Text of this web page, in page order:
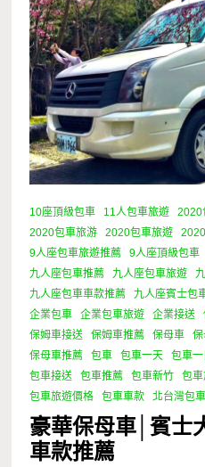
10座頂級包車 11人包車旅遊 2020
2020包車旅游
2020包車旅遊
9人座包車旅遊推薦
9人座頂級包車
九人座包車推薦
九人座包車旅遊
九人座包車車款推薦
九人座賓士包
企業包車
企業包車旅遊 企業接送
保姆車接送
保姆車推薦 保母車
保母車推薦
包車 包車一天 包車
包車接送
包車推薦 包車新竹 包
包車旅遊價格
包車車款 北台灣包車
豪華保母車│賓士
車款推薦